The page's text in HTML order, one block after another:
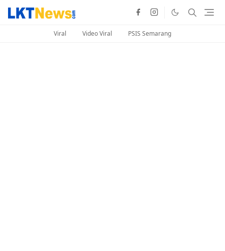
Viral Video Viral PSIS Semarang